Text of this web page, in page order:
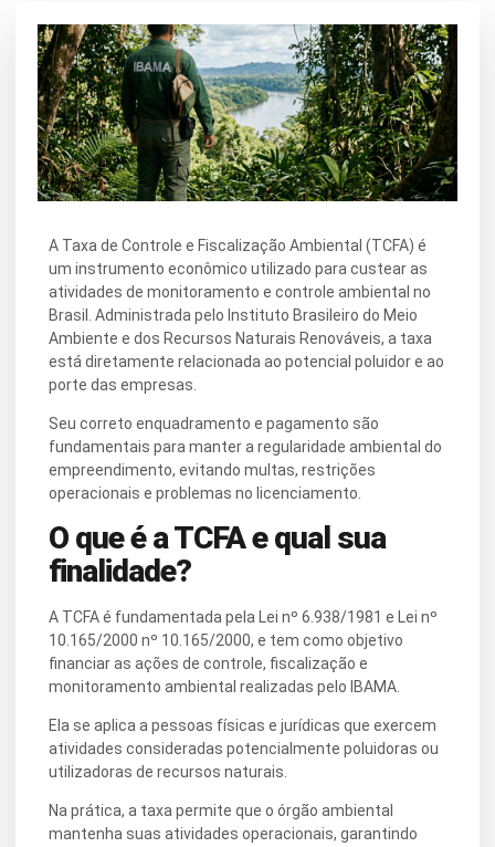
A Taxa de Controle e Fiscalização Ambiental (TCFA) é
um instrumento econômico utilizado para custear as
atividades de monitoramento e controle ambiental no
Brasil. Administrada pelo Instituto Brasileiro do Meio
Ambiente e dos Recursos Naturais Renováveis, a taxa
está diretamente relacionada ao potencial poluidor e ao
porte das empresas.
Seu correto enquadramento e pagamento são
fundamentais para manter a regularidade ambiental do
empreendimento, evitando multas, restrições
operacionais e problemas no licenciamento.
O que é a TCFA e qual sua
finalidade?
A TCFA é fundamentada pela Lei nº 6.938/1981 e Lei nº
10.165/2000 nº 10.165/2000, e tem como objetivo
financiar as ações de controle, fiscalização e
monitoramento ambiental realizadas pelo IBAMA.
Ela se aplica a pessoas físicas e jurídicas que exercem
atividades consideradas potencialmente poluidoras ou
utilizadoras de recursos naturais.
Na prática, a taxa permite que o órgão ambiental
mantenha suas atividades operacionais, garantindo